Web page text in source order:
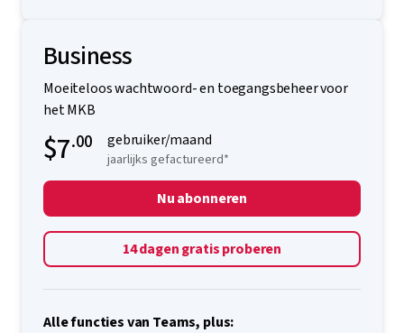
Business
Moeiteloos wachtwoord- en toegangsbeheer voor
het MKB
$7.00 gebruiker/maand
jaarlijks gefactureerd*
Nu abonneren
14 dagen gratis proberen
Alle functies van Teams, plus: